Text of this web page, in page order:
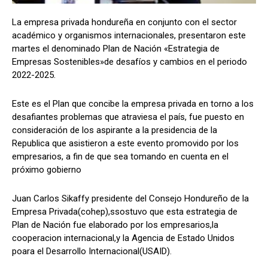
Comparta
Facebook X WhatsApp
Comparta
Facebook X WhatsApp
La empresa privada hondureña en conjunto con el sector
académico y organismos internacionales, presentaron este
martes el denominado Plan de Nación «Estrategia de
Empresas Sostenibles»de desafíos y cambios en el periodo
2022-2025.
Este es el Plan que concibe la empresa privada en torno a los
desafiantes problemas que atraviesa el país, fue puesto en
consideración de los aspirante a la presidencia de la
Republica que asistieron a este evento promovido por los
empresarios, a fin de que sea tomando en cuenta en el
próximo gobierno
Juan Carlos Sikaffy presidente del Consejo Hondureño de la
Empresa Privada(cohep),ssostuvo que esta estrategia de
Plan de Nación fue elaborado por los empresarios,la
cooperacion internacional,y la Agencia de Estado Unidos
poara el Desarrollo Internacional(USAID).